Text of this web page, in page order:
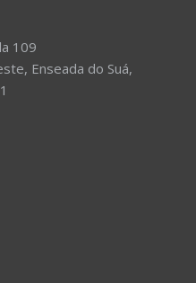
109
Enseada do Suá,